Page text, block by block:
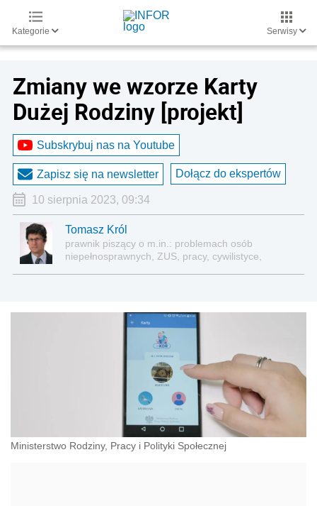
Kategorie Serwisy
Zmiany we wzorze Karty
Dużej Rodziny [projekt]
Subskrybuj nas na Youtube
Zapisz się na newsletter Dołącz do ekspertów
10 sierpnia 2023, 09:34
Tomasz Król
prawnik piszący o m.in.: problemach osób
niepełnosprawnych, ZUS, pracy, cywilistyce,
Ministerstwo Rodziny, Pracy i Polityki Społecznej